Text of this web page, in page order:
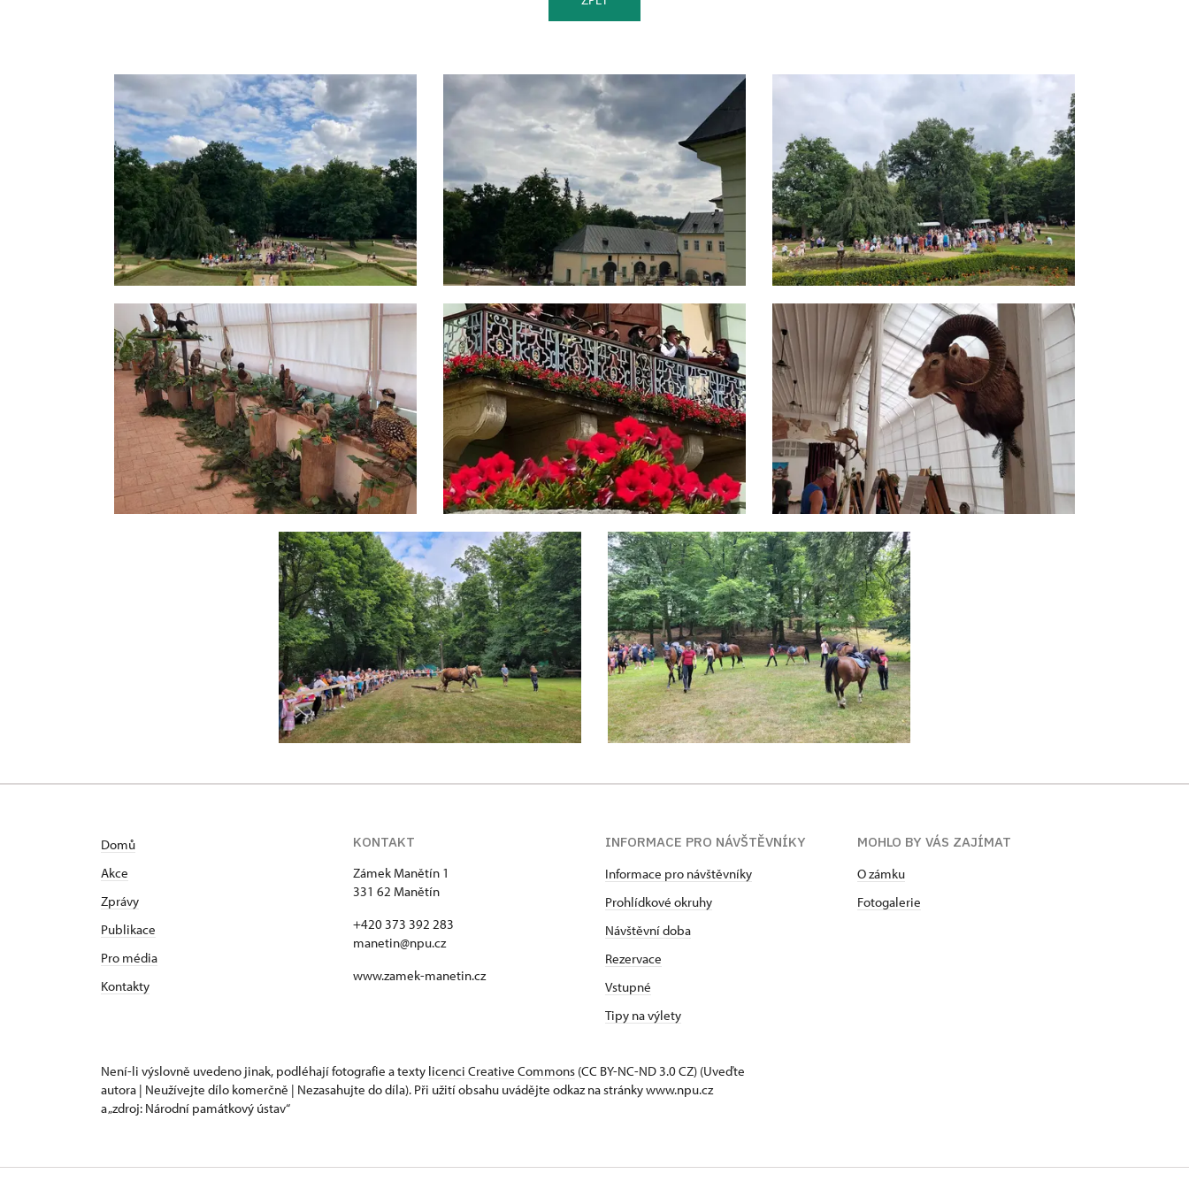
Domů
Akce
Zprávy
Publikace
Pro média
Kontakty
KONTAKT
Zámek Manětín 1
331 62 Manětín
+420 373 392 283
manetin@npu.cz
www.zamek-manetin.cz
INFORMACE PRO NÁVŠTĚVNÍKY
Informace pro návštěvníky
Prohlídkové okruhy
Návštěvní doba
Rezervace
Vstupné
Tipy na výlety
MOHLO BY VÁS ZAJÍMAT
O zámku
Fotogalerie
Není-li výslovně uvedeno jinak, podléhají fotografie a texty licenci Creative Commons (CC BY-NC-ND 3.0 CZ) (Uveďte
autora | Neužívejte dílo komerčně | Nezasahujte do díla). Při užití obsahu uvádějte odkaz na stránky www.npu.cz
a „zdroj: Národní památkový ústav“